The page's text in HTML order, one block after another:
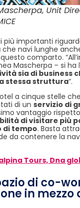
Unit
più importanti
che navi lunghe
comparto.
Mascherpa – si ha
sia di business
stessa struttura“.
a cinque stelle
di un servizio di
vantaggio
di visitare più
di tempo. Basta
da contenere la
Tours, Dna
di co-
in mezzo